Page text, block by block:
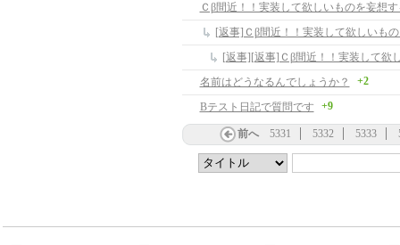
Ｃβ間近！！実装して欲しいものを妄想
[返事]Ｃβ間近！！実装して欲しいも
名前はどうなるんでしょうか？ +2
Bテスト日記で質問です +9
前へ 5331 5332 5333